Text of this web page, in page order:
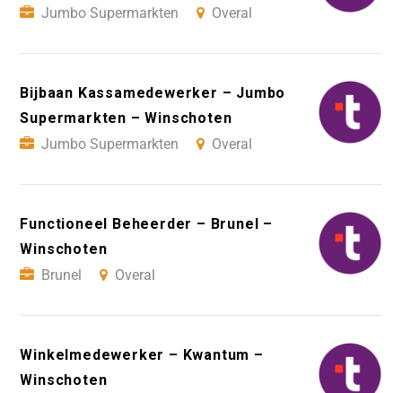
Jumbo Supermarkten
Overal
Bijbaan Kassamedewerker – Jumbo
Supermarkten – Winschoten
Jumbo Supermarkten
Overal
Functioneel Beheerder – Brunel –
Winschoten
Brunel
Overal
Winkelmedewerker – Kwantum –
Winschoten